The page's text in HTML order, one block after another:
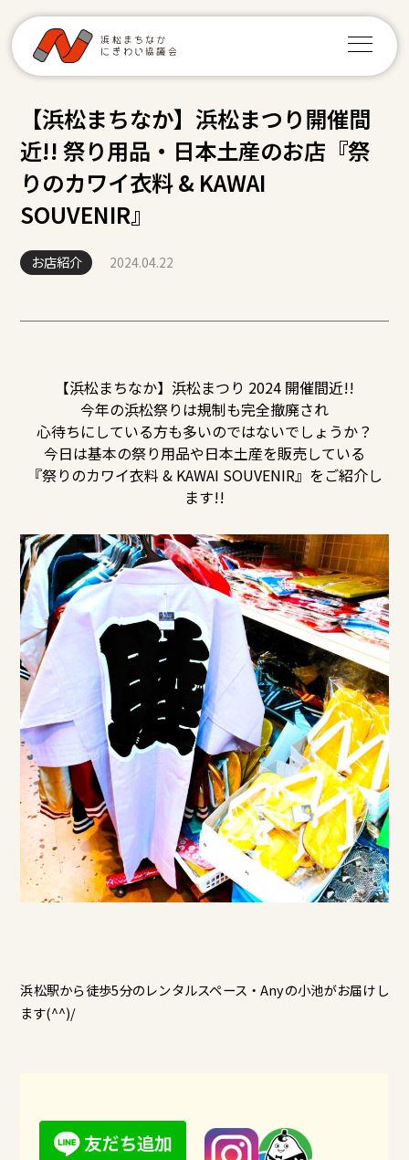
【浜松まちなか】浜松まつり開催間
近!! 祭り用品・日本土産のお店『祭
りのカワイ衣料 & KAWAI
SOUVENIR』
お店紹介 2024.04.22
【浜松まちなか】浜松まつり 2024 開催間近!!
今年の浜松祭りは規制も完全撤廃され
心待ちにしている方も多いのではないでしょうか？
今日は基本の祭り用品や日本土産を販売している
『祭りのカワイ衣料 & KAWAI SOUVENIR』をご紹介し
ます!!
浜松駅から徒歩5分のレンタルスペース・Anyの小池がお届けし
ます(^^)/